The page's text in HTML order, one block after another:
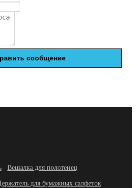
сообщение
Вешалка для полотенец
для бумажных салфеток